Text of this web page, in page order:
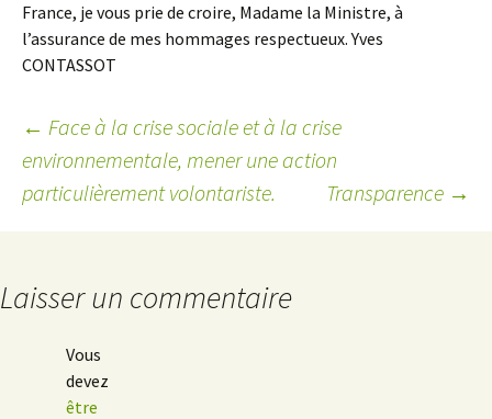
France, je vous prie de croire, Madame la Ministre, à
l’assurance de mes hommages respectueux. Yves
CONTASSOT
Navigation
← Face à la crise sociale et à la crise
environnementale, mener une action
particulièrement volontariste.
Transparence →
Laisser un commentaire
Vous
devez
être